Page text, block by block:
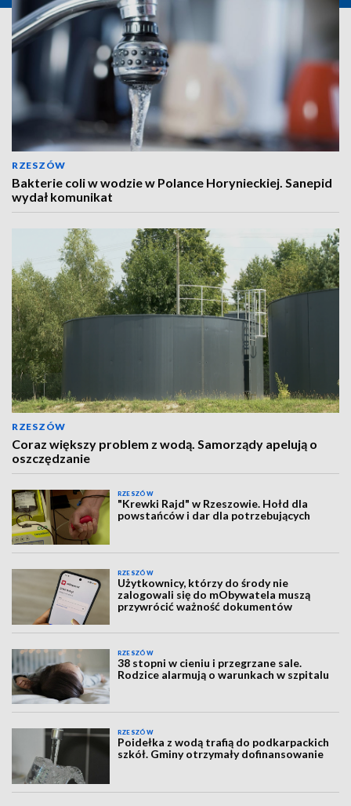
RZESZÓW
Bakterie coli w wodzie w Polance Horynieckiej. Sanepid
wydał komunikat
RZESZÓW
Coraz większy problem z wodą. Samorządy apelują o
oszczędzanie
RZESZÓW
"Krewki Rajd" w Rzeszowie. Hołd dla
powstańców i dar dla potrzebujących
RZESZÓW
Użytkownicy, którzy do środy nie
zalogowali się do mObywatela muszą
przywrócić ważność dokumentów
RZESZÓW
38 stopni w cieniu i przegrzane sale.
Rodzice alarmują o warunkach w szpitalu
RZESZÓW
Poidełka z wodą trafią do podkarpackich
szkół. Gminy otrzymały dofinansowanie